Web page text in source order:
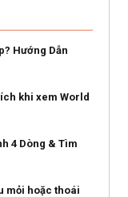
Hướng Dẫn
khi xem World
4 Dòng & Tìm
mỏi hoặc thoái